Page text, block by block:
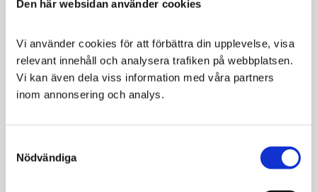
Den här websidan använder cookies
Vi använder cookies för att förbättra din upplevelse, visa
relevant innehåll och analysera trafiken på webbplatsen.
Vi kan även dela viss information med våra partners
inom annonsering och analys.
Selection
Nödvändiga
Veterinary Diets
Canine HA
Hypoallergenic
För behandling av
Veterinary Diet Dog
Derma
Hypoallergenic